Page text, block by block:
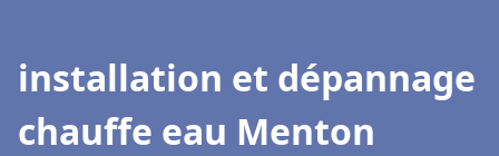
installation et dépannage
chauffe eau Menton